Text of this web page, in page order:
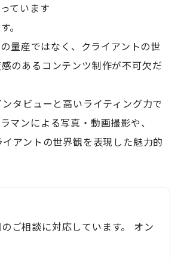
ています
。
量産ではなく、クライアントの世
のあるコンテンツ制作が不可欠だ
タビューと高いライティング力で
マンによる写真・動画撮影や、
アントの世界観を表現した魅力的
ご相談に対応しています。 オン